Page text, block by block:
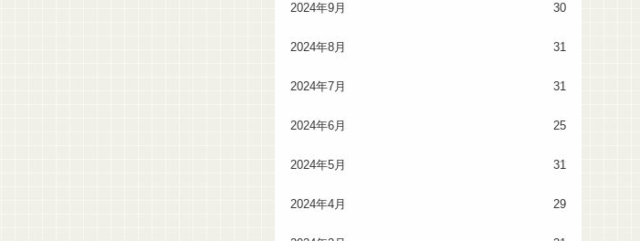
2024年9月 30
2024年8月 31
2024年7月 31
2024年6月 25
2024年5月 31
2024年4月 29